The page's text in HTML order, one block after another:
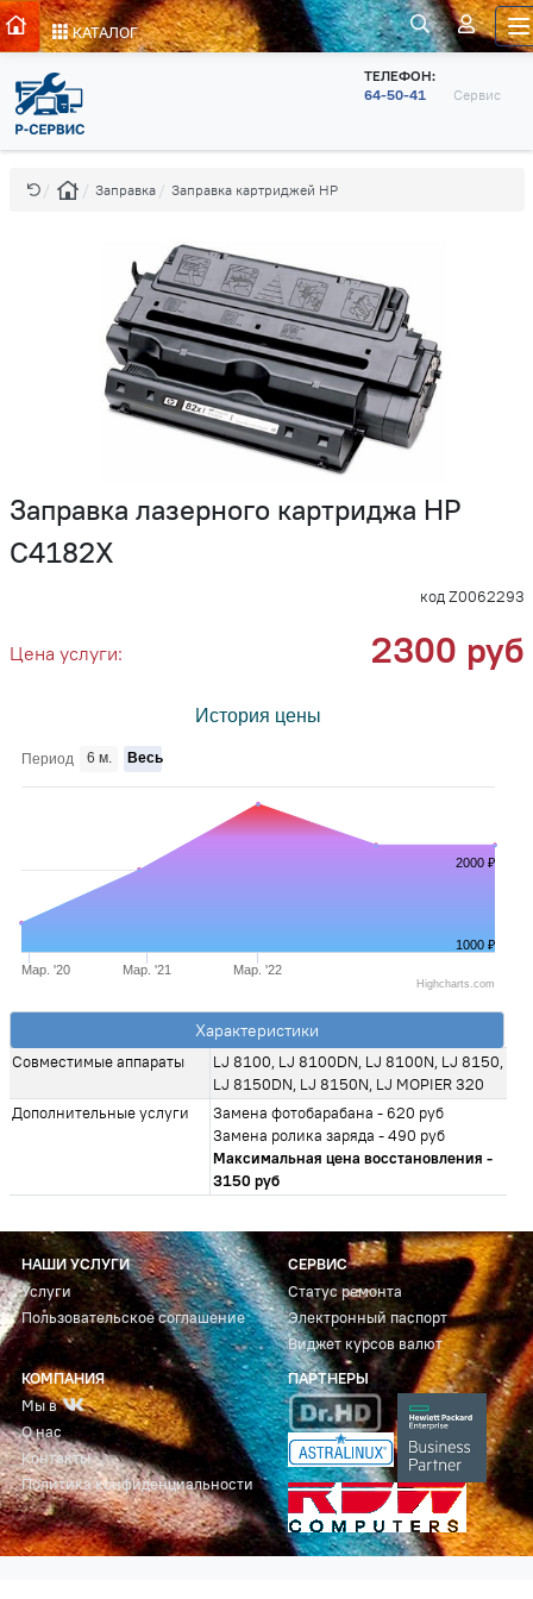
КАТАЛОГ
ТЕЛЕФОН:
64-50-41
Сервис
Заправка Заправка картриджей HP
Заправка лазерного картриджа HP
C4182X
код Z0062293
Цена услуги: 2300 руб
История цены
Мар. '20 Мар. '21 Мар. '22
1000 ₽
2000 ₽
Период 6 м. Весь
Highcharts.com
Характеристики
Совместимые аппараты
LJ 8100, LJ 8100DN, LJ 8100N, LJ 8150,
LJ 8150DN, LJ 8150N, LJ MOPIER 320
Дополнительные услуги
Замена фотобарабана - 620 руб
Замена ролика заряда - 490 руб
Максимальная цена восстановления -
3150 руб
НАШИ УСЛУГИ
Услуги
Пользовательское соглашение
СЕРВИС
Статус ремонта
Электронный паспорт
Виджет курсов валют
КОМПАНИЯ
Мы в
О нас
Контакты
Политика конфиденциальности
ПАРТНЕРЫ